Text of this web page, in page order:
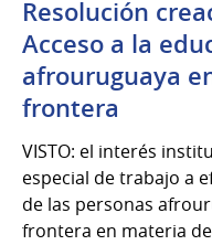
Resolución
Acceso a la
afrouruguaya
frontera
VISTO: el interés
especial de trabajo a
de las personas
frontera en materia de